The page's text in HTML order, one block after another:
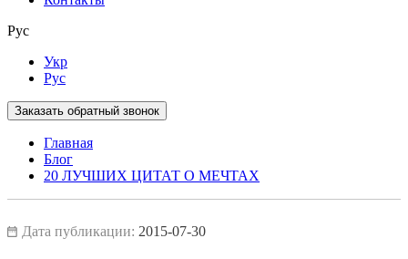
Рус
Укр
Рус
Заказать обратный звонок
Главная
Блог
20 ЛУЧШИХ ЦИТАТ О МЕЧТАХ
Дата публикации: 2015-07-30